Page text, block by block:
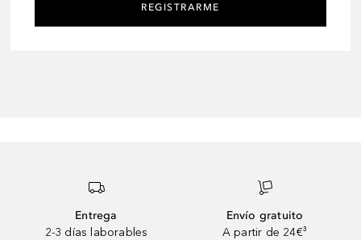
REGISTRARME
Entrega
2-3 días laborables
Envío gratuito
A partir de 24€³